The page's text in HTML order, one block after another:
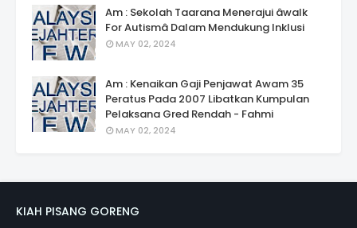
Am : Sekolah Taarana Menerajui âwalk
For Autismâ Dalam Mendukung Inklusi
MAY 02, 2024
Am : Kenaikan Gaji Penjawat Awam 35
Peratus Pada 2007 Libatkan Kumpulan
Pelaksana Gred Rendah - Fahmi
MAY 02, 2024
KIAH PISANG GORENG